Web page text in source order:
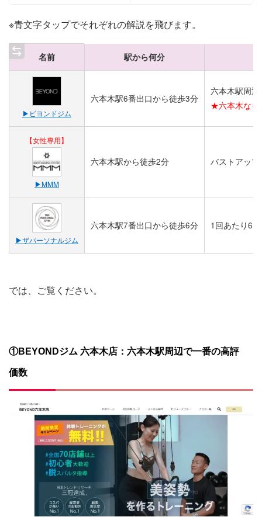
※青文字タップでそれぞれの解説を飛びます。
名前 駅から何分
▶︎ビヨンドジム
六本木駅6番出口から徒歩3分
六本木駅周
★六本木なら
【女性専用】
▶︎MMM
六本木駅から徒歩2分 バストアッ
▶︎ザパーソナルジム
六本木駅7番出口から徒歩6分 1回あたり
では、ご覧ください。
①BEYONDジム 六本木店：六本木駅周辺で一番の高評
価数